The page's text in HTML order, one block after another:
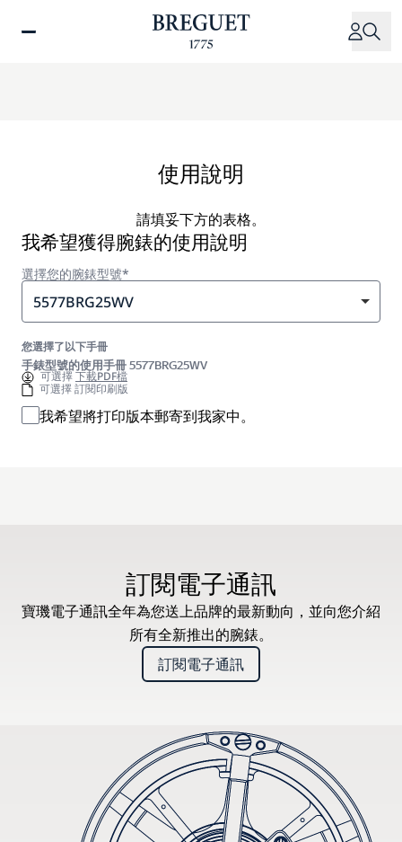
使用說明
請填妥下方的表格。
我希望獲得腕錶的使用說明
選擇您的腕錶型號*
5577BRG25WV
您選擇了以下手冊
手錶型號的使用手冊 5577BRG25WV
可選擇下載PDF檔
可選擇 訂閱印刷版
我希望將打印版本郵寄到我家中。
訂閱電子通訊
寶璣電子通訊全年為您送上品牌的最新動向，並向您介紹
所有全新推出的腕錶。
訂閱電子通訊